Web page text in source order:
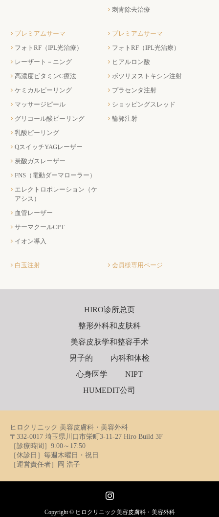
刺青除去治療
プレミアムサーマ
フォトRF（IPL光治療）
レーザート－ニング
高濃度ビタミンC療法
ケミカルピーリング
マッサージピール
グリコール酸ピーリング
乳酸ピーリング
QスイッチYAGレーザー
炭酸ガスレーザー
FNS（電動ダーマローラー）
エレクトロポレーション（ケ
アシス）
血管レーザー
サーマクールCPT
イオン導入
プレミアムサーマ
フォトRF（IPL光治療）
ヒアルロン酸
ボツリヌストキシン注射
プラセンタ注射
ショッピングスレッド
輪郭注射
白玉注射 会員様専用ページ
HIRO诊所总页
整形外科和皮肤科
美容皮肤学和整容手术
男子的
内科和体检
心身医学
NIPT
HUMEDIT公司
ヒロクリニック 美容皮膚科・美容外科
〒332-0017 埼玉県川口市栄町3-11-27 Hiro Build 3F
［診療時間］9:00～17:50
［休診日］毎週木曜日・祝日
［運営責任者］岡 浩子
Copyright © ヒロクリニック美容皮膚科・美容外科